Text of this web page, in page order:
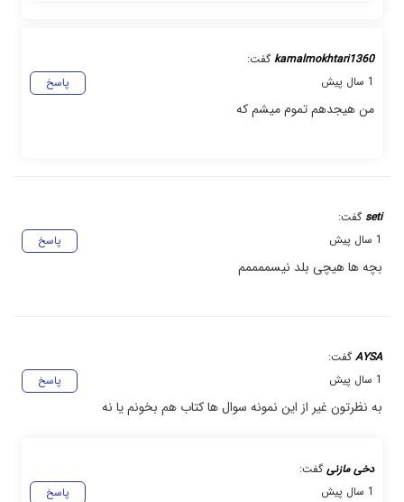
kamalmokhtari1360 گفت:
پاسخ
1 سال پیش
من هیجدهم تموم میشم که
seti گفت:
پاسخ
1 سال پیش
بچه ها هیچی بلد نیسممممم
AYSA گفت:
پاسخ
1 سال پیش
به نظرتون غیر از این نمونه سوال ها کتاب هم بخونم یا نه
دخی مازنی گفت:
پاسخ
1 سال پیش